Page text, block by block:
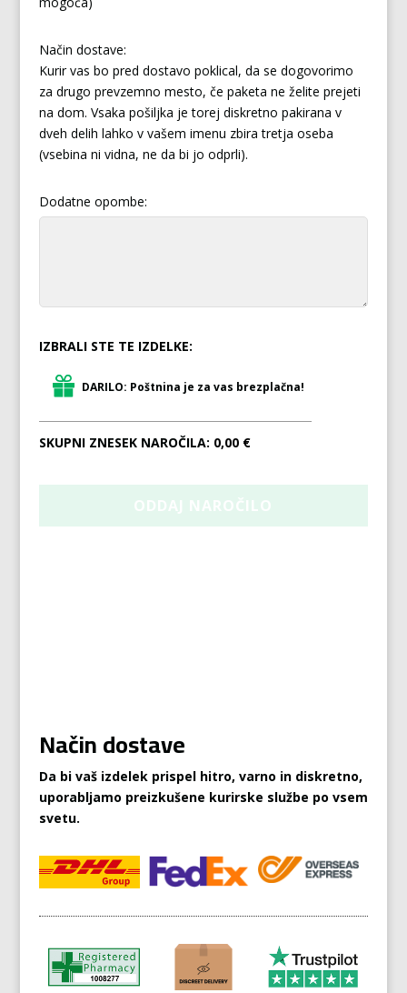
Način dostave:
Kurir vas bo pred dostavo poklical, da se dogovorimo
za drugo prevzemno mesto, če paketa ne želite prejeti
na dom. Vsaka pošiljka je torej diskretno pakirana v
dveh delih lahko v vašem imenu zbira tretja oseba
(vsebina ni vidna, ne da bi jo odprli).
Dodatne opombe:
IZBRALI STE TE IZDELKE:
DARILO: Poštnina je za vas brezplačna!
SKUPNI ZNESEK NAROČILA: 0,00 €
Način dostave
Da bi vaš izdelek prispel hitro, varno in diskretno,
uporabljamo preizkušene kurirske službe po vsem
svetu.